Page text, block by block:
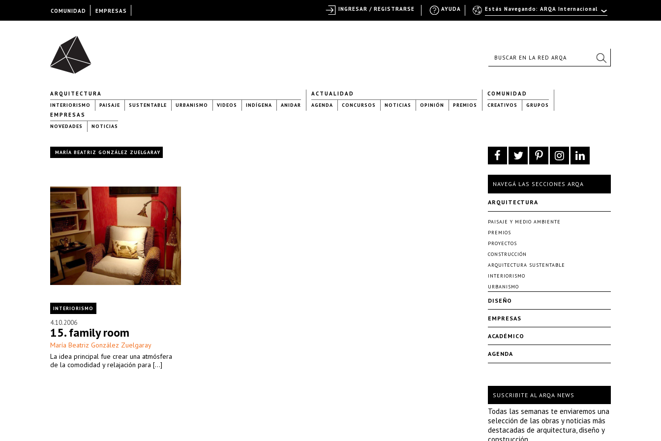
ARQUITECTURA
INTERIORISMO PAISAJE SUSTENTABLE URBANISMO VIDEOS INDÍGENA ANIDAR
ACTUALIDAD
AGENDA CONCURSOS NOTICIAS OPINIÓN PREMIOS
COMUNIDAD
CREATIVOS GRUPOS
EMPRESAS
NOVEDADES NOTICIAS
MARÍA BEATRIZ GONZÁLEZ ZUELGARAY
INTERIORISMO
4.10.2006
15. family room
María Beatriz González Zuelgaray
La idea principal fue crear una atmósfera
de la comodidad y relajación para [...]
NAVEGÁ LAS SECCIONES ARQA
ARQUITECTURA
PAISAJE Y MEDIO AMBIENTE
PREMIOS
PROYECTOS
CONSTRUCCIÓN
ARQUITECTURA SUSTENTABLE
INTERIORISMO
URBANISMO
DISEÑO
EMPRESAS
ACADÉMICO
AGENDA
SUSCRIBITE AL ARQA NEWS
Todas las semanas te enviaremos una
selección de las obras y noticias más
destacadas de arquitectura, diseño y
COMUNIDAD EMPRESAS Estás Navegando: ARQA Internacional
AYUDA
INGRESAR / REGISTRARSE